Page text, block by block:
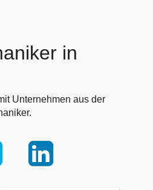
in
Unternehmen aus der